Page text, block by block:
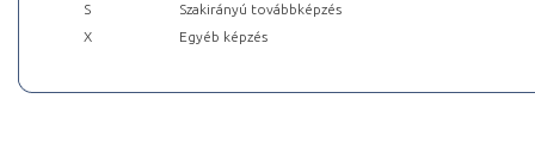
S
Szakirányú továbbképzés
X
Egyéb képzés